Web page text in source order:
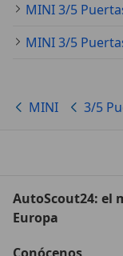
MINI 3/5
MINI 3/5
MINI 3/5
AutoScout24: el
Europa